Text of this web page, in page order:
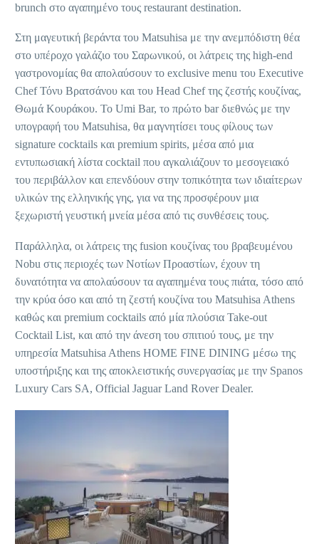
brunch στο αγαπημένο τους restaurant destination.
Στη μαγευτική βεράντα του Matsuhisa με την ανεμπόδιστη θέα
στο υπέροχο γαλάζιο του Σαρωνικού, οι λάτρεις της high-end
γαστρονομίας θα απολαύσουν το exclusive menu του Executive
Chef Τόνυ Βρατσάνου και του Head Chef της ζεστής κουζίνας,
Θωμά Κουράκου. Το Umi Bar, το πρώτο bar διεθνώς με την
υπογραφή του Matsuhisa, θα μαγνητίσει τους φίλους των
signature cocktails και premium spirits, μέσα από μια
εντυπωσιακή λίστα cocktail που αγκαλιάζουν το μεσογειακό
του περιβάλλον και επενδύουν στην τοπικότητα των ιδιαίτερων
υλικών της ελληνικής γης, για να της προσφέρουν μια
ξεχωριστή γευστική μνεία μέσα από τις συνθέσεις τους.
Παράλληλα, οι λάτρεις της fusion κουζίνας του βραβευμένου
Nobu στις περιοχές των Νοτίων Προαστίων, έχουν τη
δυνατότητα να απολαύσουν τα αγαπημένα τους πιάτα, τόσο από
την κρύα όσο και από τη ζεστή κουζίνα του Matsuhisa Athens
καθώς και premium cocktails από μία πλούσια Take-out
Cocktail List, και από την άνεση του σπιτιού τους, με την
υπηρεσία Matsuhisa Athens HOME FINE DINING μέσω της
υποστήριξης και της αποκλειστικής συνεργασίας με την Spanos
Luxury Cars SA, Official Jaguar Land Rover Dealer.